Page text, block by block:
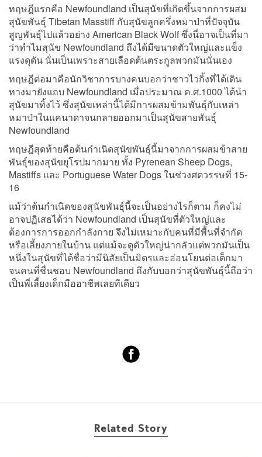
ทฤษฎีแรกคือ Newfoundland เป็นสุนัขที่เกิดขึ้นจากการผสม
สุนัขพันธุ์ Tibetan Masstiff กับสุนัขลูกครึ่งหมาป่าที่ปัจจุบัน
สูญพันธุ์ไปแล้วอย่าง American Black Wolf ซึ่งนี่อาจเป็นที่มา
ว่าทำไมสุนัข Newfoundland ถึงได้มีขนาดตัวใหญ่และแข็ง
แรงดุดัน นั่นเป็นเพราะสายเลือดต้นตระกูลพวกมันนั่นเอง
ทฤษฎีต่อมาคือนักวิชาการบางคนบอกว่าชาวไวกิ้งที่ได้เดิน
ทางมายังแถบ Newfoundland เมื่อประมาณ ค.ศ.1000 ได้นำ
สุนัขมาทิ้งไว้ ซึ่งสุนัขเหล่านี้ได้มีการผสมข้ามพันธุ์กับเหล่า
หมาป่าในแคนาดาจนกลายออกมาเป็นสุนัขสายพันธุ์
Newfoundland
ทฤษฎีสุดท้ายคือต้นกำเนิดสุนัขพันธุ์นี้มาจากการผสมข้าสาย
พันธุ์ของสุนัขยุโรปมากมาย ทั้ง Pyrenean Sheep Dogs,
Mastiffs และ Portuguese Water Dogs ในช่วงศตวรรษที่ 15-
16
แม้ว่าต้นกำเนิดของสุนัขพันธุ์นี้จะเป็นอย่างไรก็ตาม ก็คงไม่
อาจปฏิเสธได้ว่า Newfoundland เป็นสุนัขที่ตัวใหญ่และ
ต้องการการออกกำลังกาย จึงไม่เหมาะกับคนที่มีพื้นที่จำกัด
หรือเลี้ยงภายในบ้าน แต่แม้จะดูตัวใหญ่น่ากลัวแต่พวกมันเป็น
หนึ่งในสุนัขที่ได้ชื่อว่ามีนิสัยเป็นมิตรและอ่อนโยนต่อเด็กมา
จนคนที่ชื่นชอบ Newfoundland ถึงกับบอกว่าสุนัขพันธุ์นี้ถือว่า
เป็นพี่เลี้ยงเด็กมืออาชีพเลยทีเดียว
Related Story